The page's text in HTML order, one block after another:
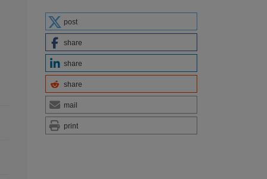
post
share
share
share
mail
print